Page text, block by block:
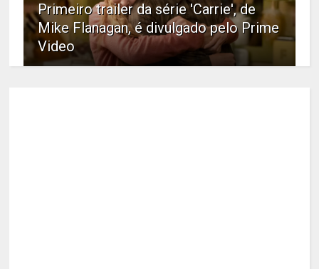
Primeiro trailer da série 'Carrie', de
Mike Flanagan, é divulgado pelo Prime
Video